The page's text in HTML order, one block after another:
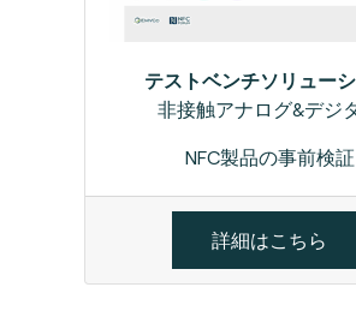
テストベンチソリュー
非接触アナログ&デジ
NFC製品の事前検証
詳細はこちら